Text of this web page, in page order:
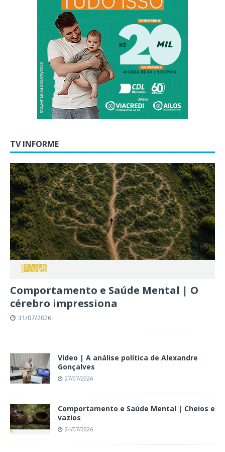
TV INFORME
Comportamento e Saúde Mental | O
cérebro impressiona
31/07/2026
Vídeo | A análise política de Alexandre
Gonçalves
27/07/2026
Comportamento e Saúde Mental | Cheios e
vazios
24/07/2026